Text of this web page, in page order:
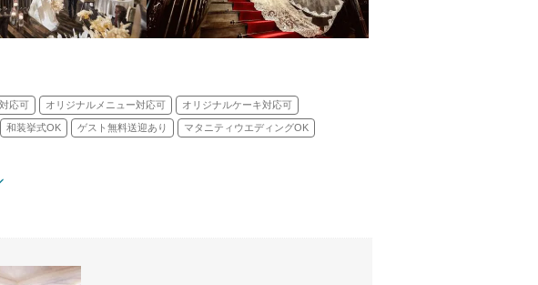
応可 オリジナルメニュー対応可 オリジナルケーキ対応可
和装挙式OK ゲスト無料送迎あり マタニティウエディングOK